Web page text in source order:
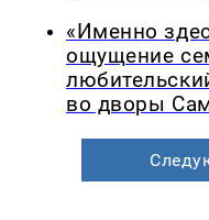
«Именно
ощущение
во дворы